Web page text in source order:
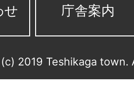
せ 庁舎案内
2019 Teshikaga town.